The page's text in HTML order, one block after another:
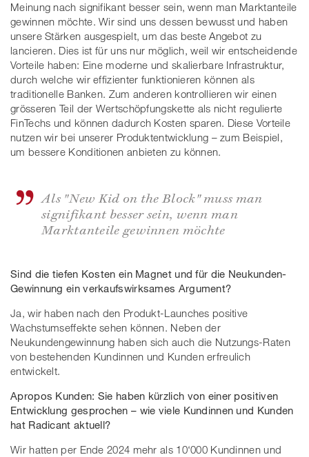
Meinung nach signifikant besser sein, wenn man Marktanteile
gewinnen möchte. Wir sind uns dessen bewusst und haben
unsere Stärken ausgespielt, um das beste Angebot zu
lancieren. Dies ist für uns nur möglich, weil wir entscheidende
Vorteile haben: Eine moderne und skalierbare Infrastruktur,
durch welche wir effizienter funktionieren können als
traditionelle Banken. Zum anderen kontrollieren wir einen
grösseren Teil der Wertschöpfungskette als nicht regulierte
FinTechs und können dadurch Kosten sparen. Diese Vorteile
nutzen wir bei unserer Produktentwicklung – zum Beispiel,
um bessere Konditionen anbieten zu können.
Als "New Kid on the Block" muss man
signifikant besser sein, wenn man
Marktanteile gewinnen möchte
Sind die tiefen Kosten ein Magnet und für die Neukunden-
Gewinnung ein verkaufswirksames Argument?
Ja, wir haben nach den Produkt-Launches positive
Wachstumseffekte sehen können. Neben der
Neukundengewinnung haben sich auch die Nutzungs-Raten
von bestehenden Kundinnen und Kunden erfreulich
entwickelt.
Apropos Kunden: Sie haben kürzlich von einer positiven
Entwicklung gesprochen – wie viele Kundinnen und Kunden
hat Radicant aktuell?
Wir hatten per Ende 2024 mehr als 10‘000 Kundinnen und